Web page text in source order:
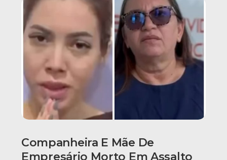
Companheira E Mãe De
Empresário Morto Em Assalto